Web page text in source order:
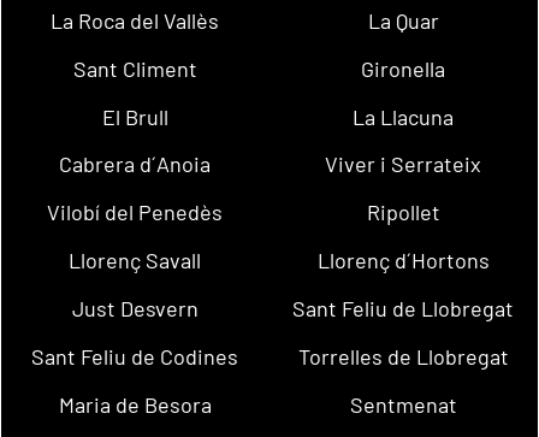
La Roca del Vallès
La Quar
Sant Climent
Gironella
El Brull
La Llacuna
Cabrera d´Anoia
Viver i Serrateix
Vilobí del Penedès
Ripollet
Llorenç Savall
Llorenç d´Hortons
Just Desvern
Sant Feliu de Llobregat
Sant Feliu de Codines
Torrelles de Llobregat
Maria de Besora
Sentmenat